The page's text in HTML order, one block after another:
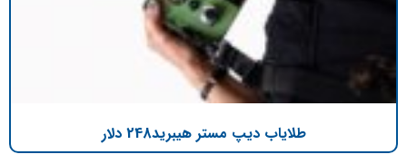
طلایاب دیپ مستر هیبرید248 دلار